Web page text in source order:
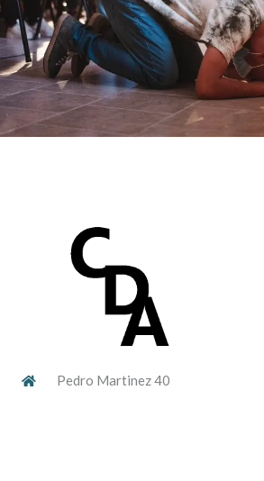
Pedro Martinez 40